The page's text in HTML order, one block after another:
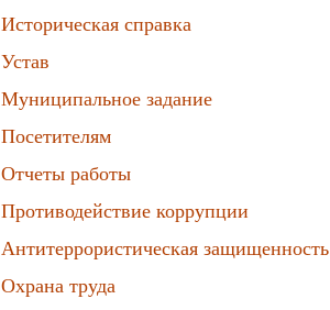
Историческая справка
Устав
Муниципальное задание
Посетителям
Отчеты работы
Противодействие коррупции
Антитеррористическая защищенность
Охрана труда